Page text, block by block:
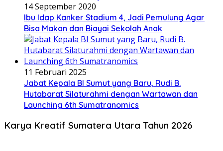
14 September 2020
Ibu Idap Kanker Stadium 4, Jadi Pemulung Agar
Bisa Makan dan Biayai Sekolah Anak
11 Februari 2025
Jabat Kepala BI Sumut yang Baru, Rudi B.
Hutabarat Silaturahmi dengan Wartawan dan
Launching 6th Sumatranomics
Karya Kreatif Sumatera Utara Tahun 2026